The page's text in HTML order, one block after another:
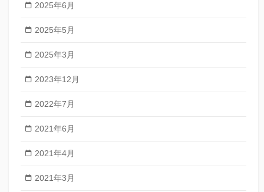
2025年6月
2025年5月
2025年3月
2023年12月
2022年7月
2021年6月
2021年4月
2021年3月